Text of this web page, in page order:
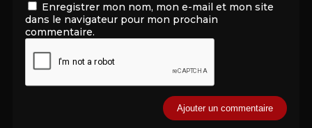
Enregistrer mon nom, mon e-mail et mon site
dans le navigateur pour mon prochain
commentaire.